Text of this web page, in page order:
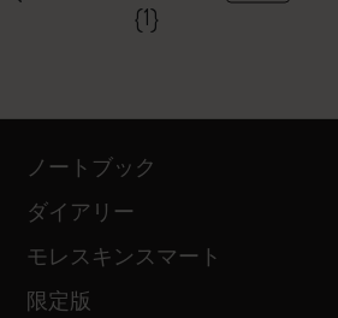
{1}
ノートブック
ダイアリー
モレスキンスマート
限定版